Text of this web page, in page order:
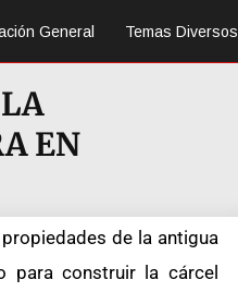
General Temas Diversos
EN
de la antigua
para construir la cárcel